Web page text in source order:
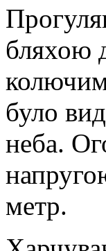
бляхою
було
неба.
метр.